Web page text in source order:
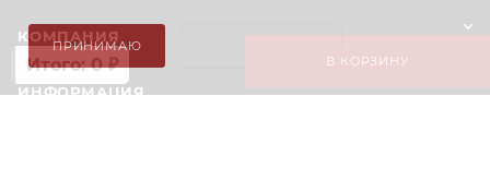
Итого: 0 ₽ В КОРЗИНУ
КОМПАНИЯ
ИНФОРМАЦИЯ
ПРИНИМАЮ